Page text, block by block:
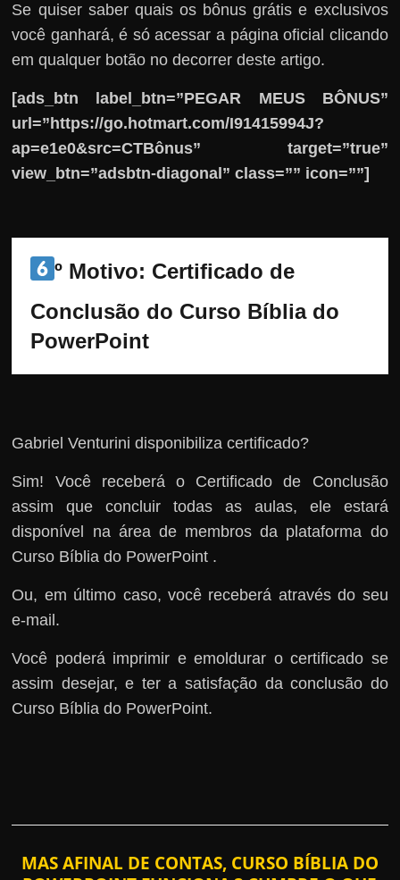
Se quiser saber quais os bônus grátis e exclusivos
você ganhará, é só acessar a página oficial clicando
em qualquer botão no decorrer deste artigo.
[ads_btn label_btn=”PEGAR MEUS BÔNUS”
url=”https://go.hotmart.com/I91415994J?
ap=e1e0&src=CTBônus” target=”true”
view_btn=”adsbtn-diagonal” class=”” icon=””]
º Motivo: Certificado de
Conclusão do Curso Bíblia do
PowerPoint
Gabriel Venturini disponibiliza certificado?
Sim! Você receberá o Certificado de Conclusão
assim que concluir todas as aulas, ele estará
disponível na área de membros da plataforma do
Curso Bíblia do PowerPoint .
Ou, em último caso, você receberá através do seu
e-mail.
Você poderá imprimir e emoldurar o certificado se
assim desejar, e ter a satisfação da conclusão do
Curso Bíblia do PowerPoint.
MAS AFINAL DE CONTAS, CURSO BÍBLIA DO